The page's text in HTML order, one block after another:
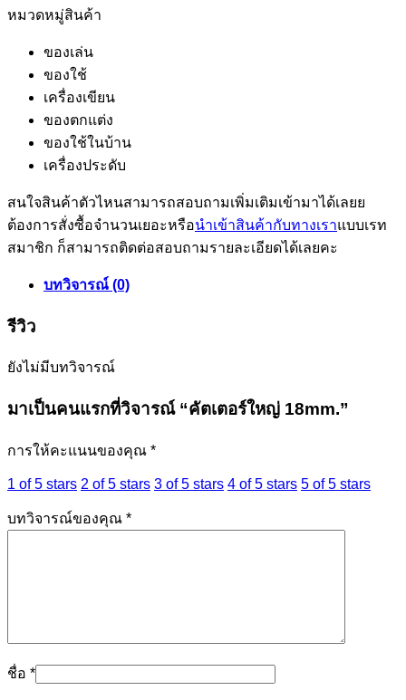
หมวดหมู่สินค้า
ของเล่น
ของใช้
เครื่องเขียน
ของตกแต่ง
ของใช้ในบ้าน
เครื่องประดับ
สนใจสินค้าตัวไหนสามารถสอบถามเพิ่มเติมเข้ามาได้เลยย
ต้องการสั่งซื้อจำนวนเยอะหรือนำเข้าสินค้ากับทางเราแบบเรท
สมาชิก ก็สามารถติดต่อสอบถามรายละเอียดได้เลยคะ
บทวิจารณ์ (0)
รีวิว
ยังไม่มีบทวิจารณ์
มาเป็นคนแรกที่วิจารณ์ “คัตเตอร์ใหญ่ 18mm.”
การให้คะแนนของคุณ *
1 of 5 stars 2 of 5 stars 3 of 5 stars 4 of 5 stars 5 of 5 stars
บทวิจารณ์ของคุณ *
ชื่อ *